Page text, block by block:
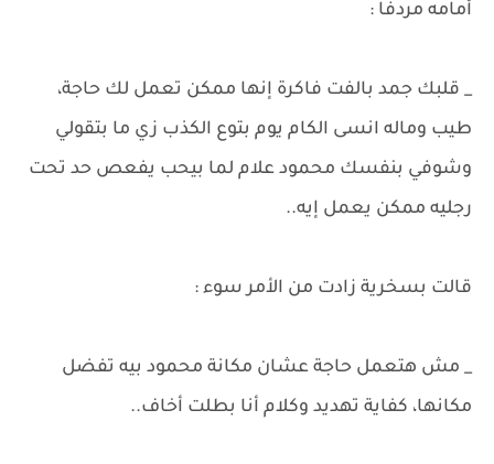
أمامه مردفا :
_ قلبك جمد بالفت فاكرة إنها ممكن تعمل لك حاجة،
طيب وماله انسى الكام يوم بتوع الكذب زي ما بتقولي
وشوفي بنفسك محمود علام لما بيحب يفعص حد تحت
رجليه ممكن يعمل إيه..
قالت بسخرية زادت من الأمر سوء :
_ مش هتعمل حاجة عشان مكانة محمود بيه تفضل
مكانها، كفاية تهديد وكلام أنا بطلت أخاف..